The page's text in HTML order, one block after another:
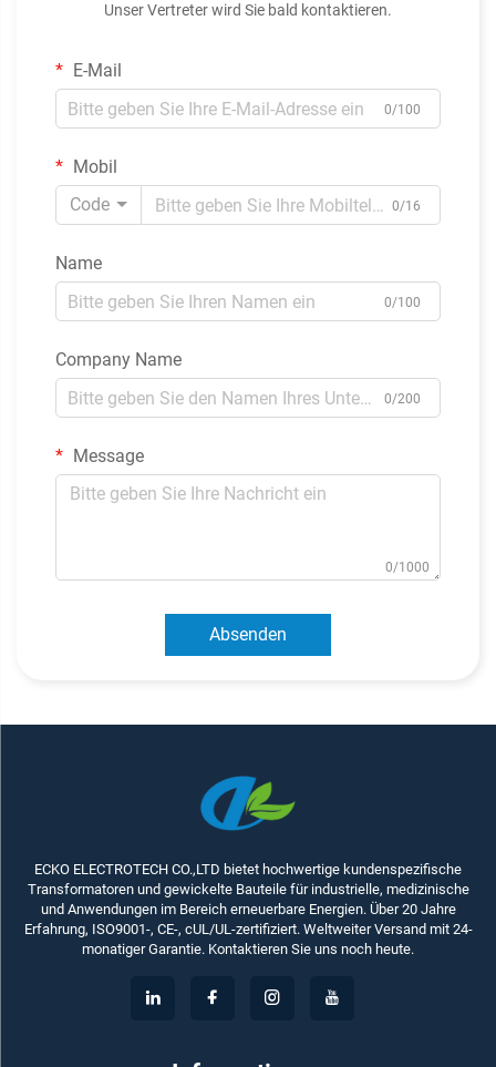
Unser Vertreter wird Sie bald kontaktieren.
E-Mail
0/100
Mobil
Code
0/16
Name
0/100
Company Name
0/200
Message
0/1000
Absenden
ECKO ELECTROTECH CO.,LTD bietet hochwertige kundenspezifische
Transformatoren und gewickelte Bauteile für industrielle, medizinische
und Anwendungen im Bereich erneuerbare Energien. Über 20 Jahre
Erfahrung, ISO9001-, CE-, cUL/UL-zertifiziert. Weltweiter Versand mit 24-
monatiger Garantie. Kontaktieren Sie uns noch heute.